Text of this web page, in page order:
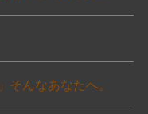
そんなあなたへ。